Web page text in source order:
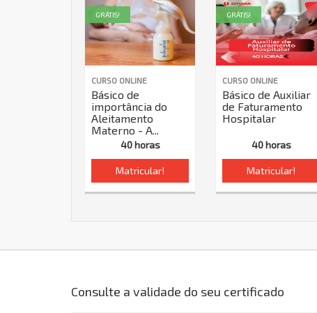
CURSO ONLINE
Básico de
importância do
Aleitamento
Materno - A...
40 horas
Matricular!
GRÁTIS!
CURSO ONLINE
Básico de Auxiliar
de Faturamento
Hospitalar
40 horas
Matricular!
GRÁTIS!
Consulte a validade do seu certificado